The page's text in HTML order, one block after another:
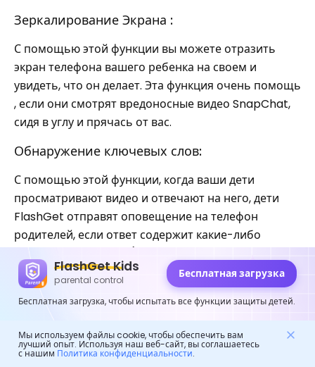
Зеркалирование Экрана :
С помощью этой функции вы можете отразить
экран телефона вашего ребенка на своем и
увидеть, что он делает. Эта функция очень помощь
, если они смотрят вредоносные видео SnapChat,
сидя в углу и прячась от вас.
Обнаружение ключевых слов:
С помощью этой функции, когда ваши дети
просматривают видео и отвечают на него, дети
FlashGet отправят оповещение на телефон
родителей, если ответ содержит какие-либо
ранее). Таким образом, FlashGetДетское
приложение
помощь ли вы посмотреть видео
вашего ребенка в Snapchat 24 часа в сутки, 7 дней
С помощь FlashGet Kids вы теперь можете
FlashGet Kids
parental control
Бесплатная загрузка
Бесплатная загрузка, чтобы испытать все функции защиты детей.
Мы используем файлы cookie, чтобы обеспечить вам
лучший опыт. Используя наш веб-сайт, вы соглашаетесь
с нашим Политика конфиденциальности